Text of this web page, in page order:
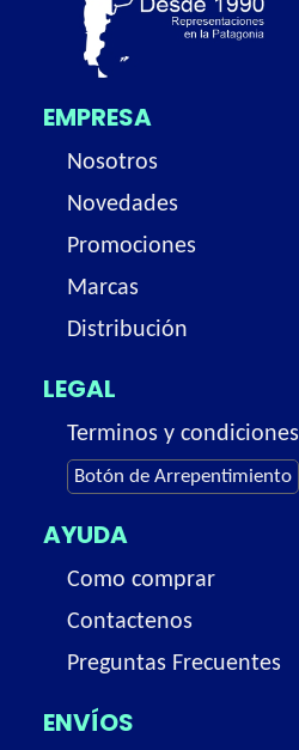
EMPRESA
Nosotros
Novedades
Promociones
Marcas
Distribución
LEGAL
Terminos y condiciones
Botón de Arrepentimiento
AYUDA
Como comprar
Contactenos
Preguntas Frecuentes
ENVÍOS